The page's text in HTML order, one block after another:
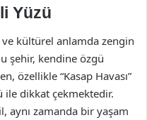
Yüzü
ve kültürel anlamda zengin
şehir, kendine özgü
özellikle “Kasap Havası”
ile dikkat çekmektedir.
aynı zamanda bir yaşam